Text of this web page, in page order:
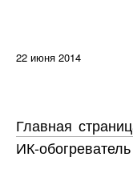
22 июня 2014
Главная
ИК-